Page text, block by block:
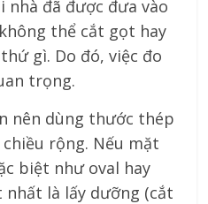
đã được đưa vào
thể cắt gọt hay
gì. Do đó, việc đo
trọng.
nên dùng thước thép
rộng. Nếu mặt
biệt như oval hay
là lấy dưỡng (cắt